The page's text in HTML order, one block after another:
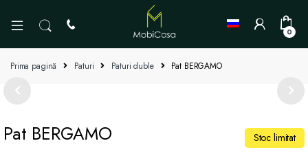
0
Prima pagină Paturi Paturi duble Pat BERGAMO
Pat BERGAMO Stoc limitat